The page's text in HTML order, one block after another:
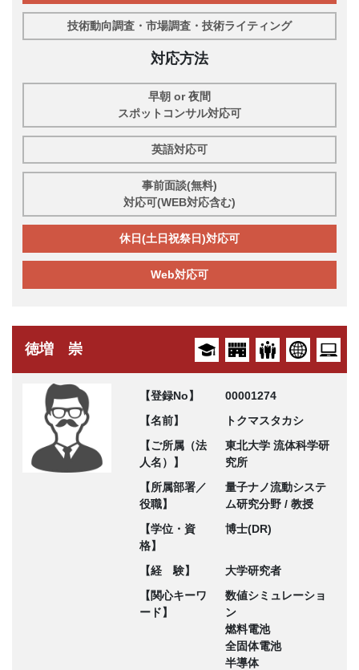
技術動向調査・市場調査・技術ライティング
対応方法
早朝 or 夜間
スポットコンサル対応可
英語対応可
事前面談(無料)
対応可(WEB対応含む)
休日(土日祝祭日)対応可
Web対応可
徳増 崇
【登録No】
00001274
【名前】
トクマスタカシ
【ご所属（法
人名）】
東北大学 流体科学研
究所
【所属部署／
役職】
量子ナノ流動システ
ム研究分野 / 教授
【学位・資
格】
博士(DR)
【経 験】
大学研究者
【関心キーワ
ード】
数値シミュレーショ
ン
燃料電池
全固体電池
半導体